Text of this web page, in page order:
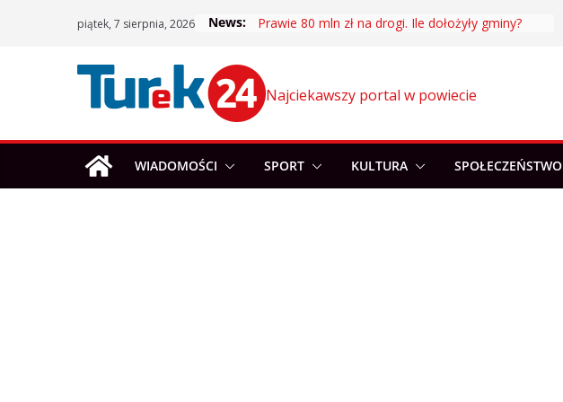
piątek, 7 sierpnia, 2026 News: Prawie 80 mln zł na drogi. Ile dołożyły gminy?
Najciekawszy portal w powiecie
WIADOMOŚCI SPORT KULTURA SPOŁECZEŃSTWO